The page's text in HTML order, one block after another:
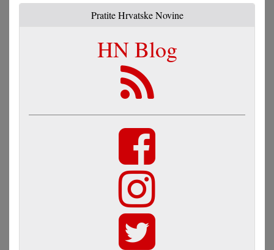
Pratite Hrvatske Novine
HN Blog